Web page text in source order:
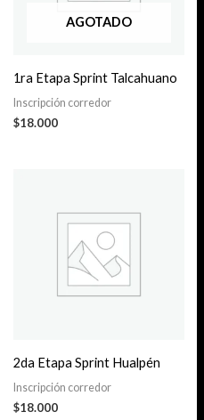
AGOTADO
1ra Etapa Sprint Talcahuano
Inscripción corredor
$18.000
2da Etapa Sprint Hualpén
Inscripción corredor
$18.000